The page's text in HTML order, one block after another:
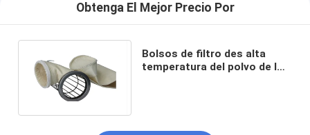
Obtenga El Mejor Precio Por
Bolsos de filtro des alta
temperatura del polvo de los